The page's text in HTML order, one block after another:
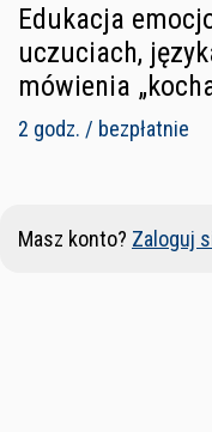
Edukacja
uczuciach,
mówienia
2 godz. / bezpłatnie
Masz konto? Zaloguj